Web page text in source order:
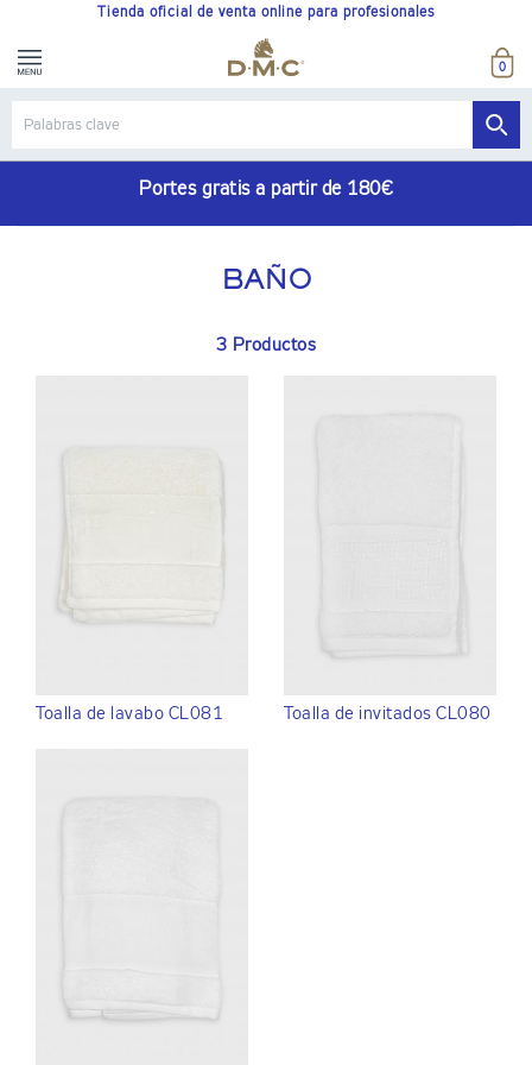
Tienda oficial de venta online para profesionales
0
Portes gratis a partir de 180€
BAÑO
3 Productos
Toalla de lavabo CL081 Toalla de invitados CL080